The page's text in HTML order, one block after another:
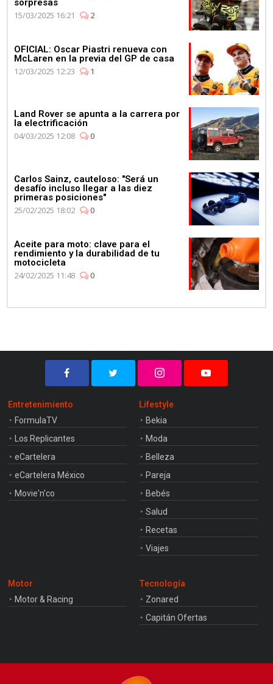
Max Verstappen se pone al
sorpresas
15/03/2025 16:21
2
OFICIAL: Oscar Piastri renueva con
McLaren en la previa del GP de casa
12/03/2025 12:23
1
Land Rover se apunta a la carrera por
la electrificación
04/03/2025 12:08
0
Carlos Sainz, cauteloso: "Será un
desafío incluso llegar a las diez
primeras posiciones"
25/02/2025 18:02
0
Aceite para moto: clave para el
rendimiento y la durabilidad de tu
motocicleta
24/02/2025 11:48
0
Entretenimiento
FormulaTV
Los Replicantes
eCartelera
eCartelera México
Movie'n'co
Lifestyle
Bekia
Moda
Belleza
Pareja
Bebés
Salud
Recetas
Viajes
Motor
Motor & Racing
Tecnología
Zonared
Capitán Ofertas